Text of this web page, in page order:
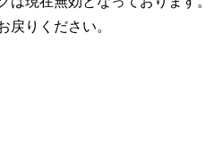
戻りください。